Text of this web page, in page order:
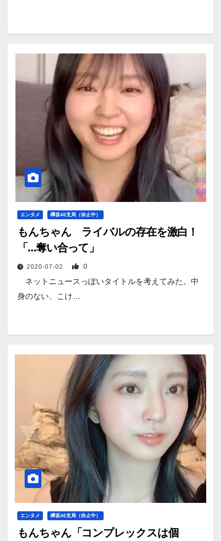
エンタメ 欅坂46支局（休止中）
もんちゃん ライバルの存在を激白！
「…奪い合って」
2020-07-02 0
ネットニュースっぽいタイトルを考えてみた。中
身のない、こけ…
エンタメ 欅坂46支局（休止中）
もんちゃん「コンプレックスは個